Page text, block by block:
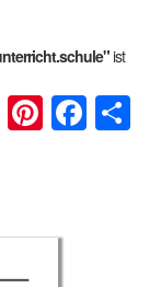
ist
Twitter